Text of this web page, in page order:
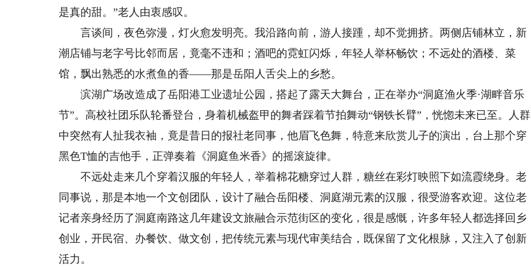
是真的甜。”老人由衷感叹。
言谈间，夜色弥漫，灯火愈发明亮。我沿路向前，游人接踵，却不觉拥挤。两侧店铺林立，新
潮店铺与老字号比邻而居，竟毫不违和；酒吧的霓虹闪烁，年轻人举杯畅饮；不远处的酒楼、菜
馆，飘出熟悉的水煮鱼的香——那是岳阳人舌尖上的乡愁。
滨湖广场改造成了岳阳港工业遗址公园，搭起了露天大舞台，正在举办“洞庭渔火季·湖畔音乐
节”。高校社团乐队轮番登台，身着机械盔甲的舞者踩着节拍舞动“钢铁长臂”，恍惚未来已至。人群
中突然有人扯我衣袖，竟是昔日的报社老同事，他眉飞色舞，特意来欣赏儿子的演出，台上那个穿
黑色T恤的吉他手，正弹奏着《洞庭鱼米香》的摇滚旋律。
不远处走来几个穿着汉服的年轻人，举着棉花糖穿过人群，糖丝在彩灯映照下如流霞绕身。老
同事说，那是本地一个文创团队，设计了融合岳阳楼、洞庭湖元素的汉服，很受游客欢迎。这位老
记者亲身经历了洞庭南路这几年建设文旅融合示范街区的变化，很是感慨，许多年轻人都选择回乡
创业，开民宿、办餐饮、做文创，把传统元素与现代审美结合，既保留了文化根脉，又注入了创新
活力。